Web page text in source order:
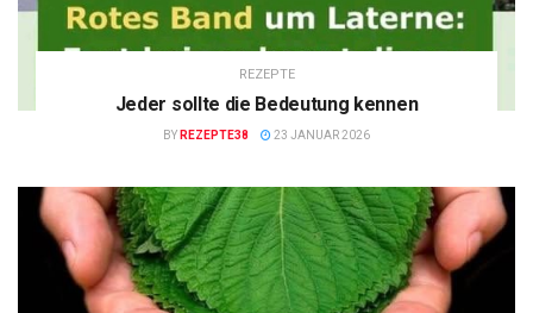
REZEPTE
Jeder sollte die Bedeutung kennen
BY REZEPTE38 23 JANUAR 2026